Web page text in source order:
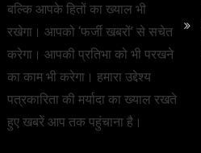
बल्कि आपके हितों का ख्याल भी
रखेगा। आपको ‘फर्जी खबरों’ से सचेत
करेगा। आपकी प्रतिभा को भी परखने
का काम भी करेगा। हमारा उद्देश्य
पत्रकारिता की मर्यादा का ख्याल रखते
हुए खबरें आप तक पहुंचाना है।